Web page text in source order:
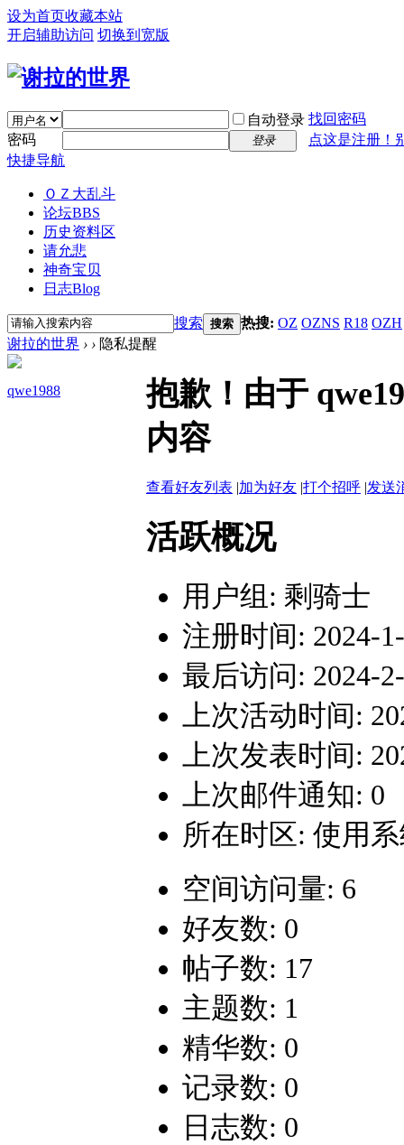
设为首页收藏本站
开启辅助访问 切换到宽版
自动登录 找回密码
密码
登录
点这是注册！
快捷导航
ＯＺ大乱斗
论坛BBS
历史资料区
请允悲
神奇宝贝
日志Blog
搜索 搜索 热搜: OZ OZNS R18 OZH
谢拉的世界 › › 隐私提醒
qwe1988
抱歉！由于
内容
查看好友列表 |加为好友 |打个招呼 |发送
活跃概况
用户组: 剩骑士
注册时间: 2024-
最后访问: 2024-
上次活动时间:
上次发表时间:
上次邮件通知: 0
所在时区: 使用
空间访问量: 6
好友数: 0
帖子数: 17
主题数: 1
精华数: 0
记录数: 0
日志数: 0